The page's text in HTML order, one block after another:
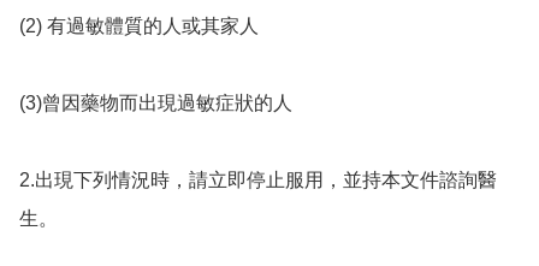
(2) 有過敏體質的人或其家人
(3)曾因藥物而出現過敏症狀的人
2.出現下列情況時，請立即停止服用，並持本文件諮詢醫
生。